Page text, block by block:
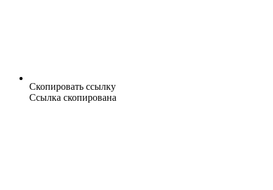
Скопировать ссылку
Ссылка скопирована